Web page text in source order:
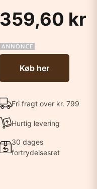
359,60 kr
Køb her
Fri fragt over kr. 799
Hurtig levering
30 dages
fortrydelsesret